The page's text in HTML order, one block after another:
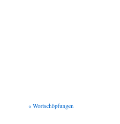
« Wortschöpfungen